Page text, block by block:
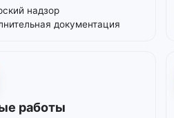
надзор
документация
работы